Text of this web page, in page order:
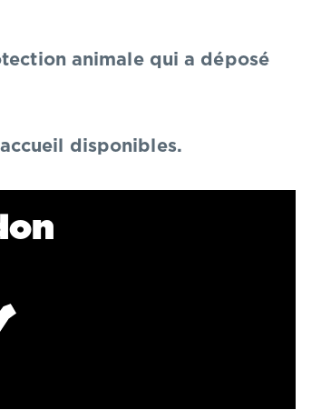
animale qui a déposé
disponibles.